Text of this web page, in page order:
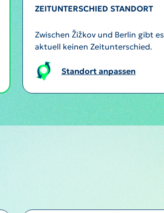
ZEITUNTERSCHIED STANDORT
Zwischen Žižkov und Berlin gibt es
aktuell keinen Zeitunterschied.
Standort anpassen